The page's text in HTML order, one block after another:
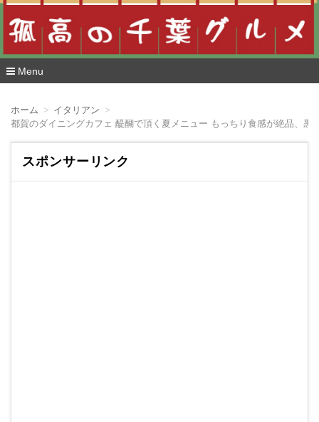
Menu
ホーム
イタリアン
都賀のダイニングカフェ 醍醐で頂く夏メニュー もっちり食感が絶品、黒
スポンサーリンク